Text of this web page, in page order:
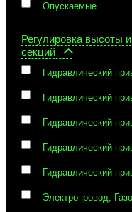
Опускаемые
Регулировка высоты и
секций